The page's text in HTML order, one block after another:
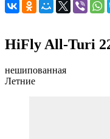
HiFly All-Turi
нешипованная
Летние